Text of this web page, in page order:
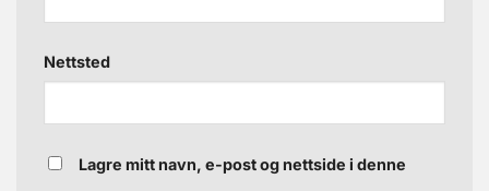
Nettsted
Lagre mitt navn, e-post og nettside i denne